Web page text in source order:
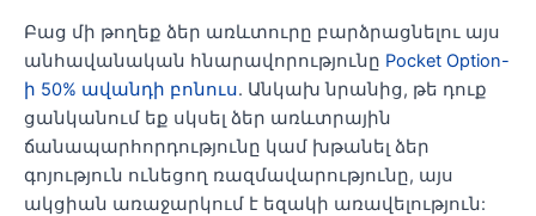
Բաց մի թողեք ձեր առևտուրը բարձրացնելու այս
անհավանական հնարավորությունը Pocket Option-
ի 50% ավանդի բոնուս. Անկախ նրանից, թե դուք
ցանկանում եք սկսել ձեր առևտրային
ճանապարհորդությունը կամ խթանել ձեր
գոյություն ունեցող ռազմավարությունը, այս
ակցիան առաջարկում է եզակի առավելություն: